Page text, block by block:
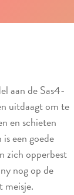
aan de Sas4-
uitdaagt om te
en schieten
een goede
zich opperbest
nog op de
meisje.